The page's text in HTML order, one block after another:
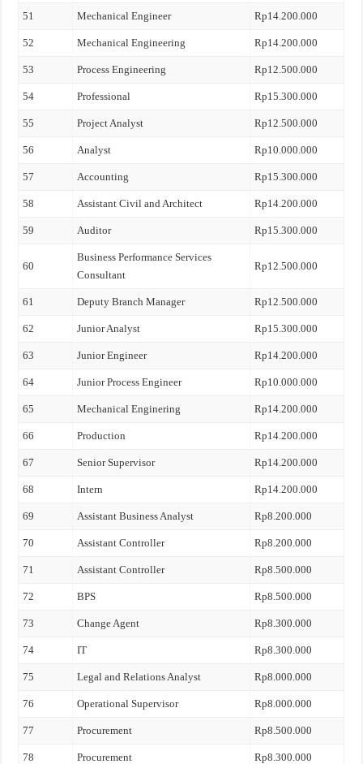
51 Mechanical Engineer Rp14.200.000
52 Mechanical Engineering Rp14.200.000
53 Process Engineering Rp12.500.000
54 Professional Rp15.300.000
55 Project Analyst Rp12.500.000
56 Analyst Rp10.000.000
57 Accounting Rp15.300.000
58 Assistant Civil and Architect Rp14.200.000
59 Auditor Rp15.300.000
60
Business Performance Services
Consultant
Rp12.500.000
61 Deputy Branch Manager Rp12.500.000
62 Junior Analyst Rp15.300.000
63 Junior Engineer Rp14.200.000
64 Junior Process Engineer Rp10.000.000
65 Mechanical Enginering Rp14.200.000
66 Production Rp14.200.000
67 Senior Supervisor Rp14.200.000
68 Intern Rp14.200.000
69 Assistant Business Analyst Rp8.200.000
70 Assistant Controller Rp8.200.000
71 Assistant Controller Rp8.500.000
72 BPS Rp8.500.000
73 Change Agent Rp8.300.000
74 IT Rp8.300.000
75 Legal and Relations Analyst Rp8.000.000
76 Operational Supervisor Rp8.000.000
77 Procurement Rp8.500.000
78 Procurement Rp8.300.000